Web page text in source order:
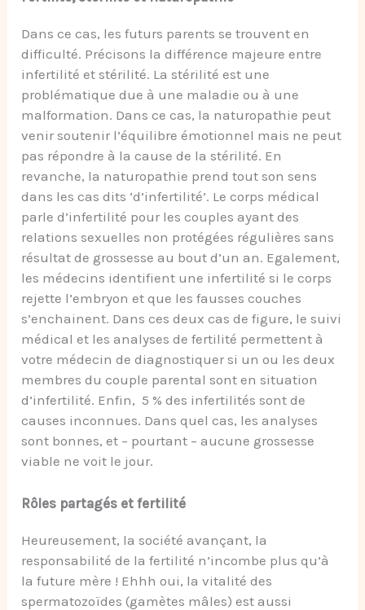
Dans ce cas, les futurs parents se trouvent en
difficulté. Précisons la différence majeure entre
infertilité et stérilité. La stérilité est une
problématique due à une maladie ou à une
malformation. Dans ce cas, la naturopathie peut
venir soutenir l’équilibre émotionnel mais ne peut
pas répondre à la cause de la stérilité. En
revanche, la naturopathie prend tout son sens
dans les cas dits ‘d’infertilité’. Le corps médical
parle d’infertilité pour les couples ayant des
relations sexuelles non protégées régulières sans
résultat de grossesse au bout d’un an. Egalement,
les médecins identifient une infertilité si le corps
rejette l’embryon et que les fausses couches
s’enchainent. Dans ces deux cas de figure, le suivi
médical et les analyses de fertilité permettent à
votre médecin de diagnostiquer si un ou les deux
membres du couple parental sont en situation
d’infertilité. Enfin, 5 % des infertilités sont de
causes inconnues. Dans quel cas, les analyses
sont bonnes, et – pourtant – aucune grossesse
viable ne voit le jour.
Rôles partagés et fertilité
Heureusement, la société avançant, la
responsabilité de la fertilité n’incombe plus qu’à
la future mère ! Ehhh oui, la vitalité des
spermatozoïdes (gamètes mâles) est aussi